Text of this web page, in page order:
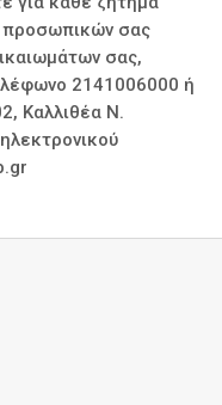
προσωπικών σας
σας,
2141006000 ή
Καλλιθέα Ν.